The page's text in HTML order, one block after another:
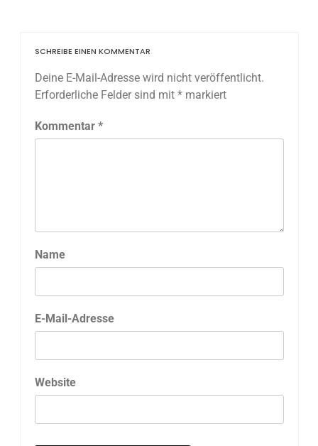
SCHREIBE EINEN KOMMENTAR
Deine E-Mail-Adresse wird nicht veröffentlicht.
Erforderliche Felder sind mit *markiert
Kommentar *
Name
E-Mail-Adresse
Website